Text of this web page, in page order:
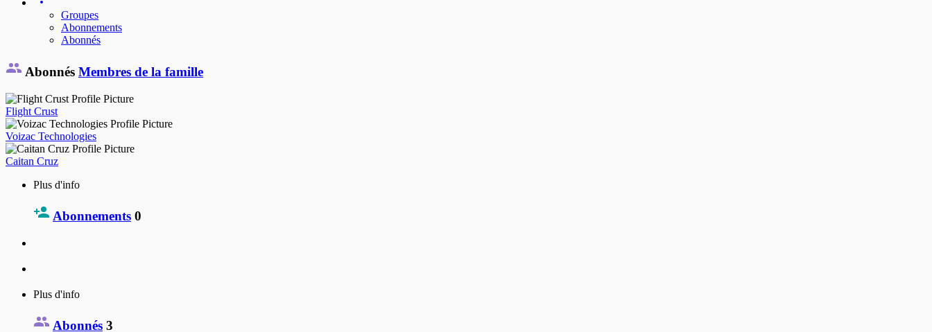
Groupes
Abonnements
Abonnés
Abonnés Membres de la famille
Flight Crust
Voizac Technologies
Caitan Cruz
Plus d'info
Abonnements 0
Plus d'info
Abonnés 3